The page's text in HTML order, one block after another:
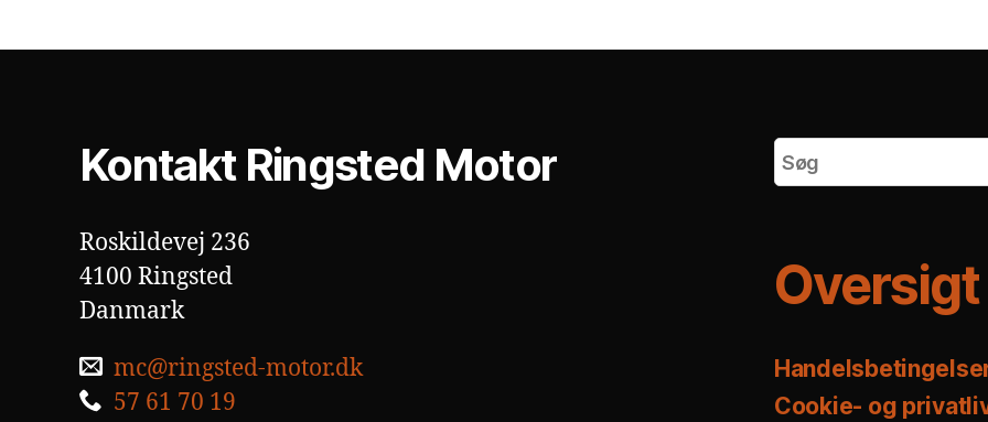
Kontakt Ringsted Motor
Roskildevej 236
4100 Ringsted
Danmark
mc@ringsted-motor.dk
57 61 70 19
Oversigt
Cookie- og